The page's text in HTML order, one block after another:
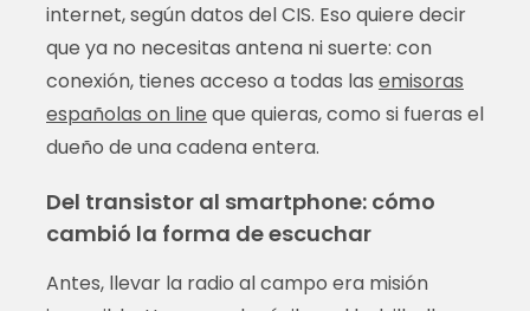
internet, según datos del CIS. Eso quiere decir
que ya no necesitas antena ni suerte: con
conexión, tienes acceso a todas las emisoras
españolas on line que quieras, como si fueras el
dueño de una cadena entera.
Del transistor al smartphone: cómo
cambió la forma de escuchar
Antes, llevar la radio al campo era misión